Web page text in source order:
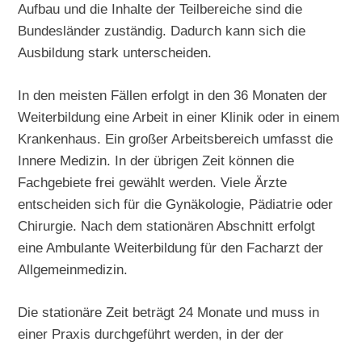
Aufbau und die Inhalte der Teilbereiche sind die
Bundesländer zuständig. Dadurch kann sich die
Ausbildung stark unterscheiden.
In den meisten Fällen erfolgt in den 36 Monaten der
Weiterbildung eine Arbeit in einer Klinik oder in einem
Krankenhaus. Ein großer Arbeitsbereich umfasst die
Innere Medizin. In der übrigen Zeit können die
Fachgebiete frei gewählt werden. Viele Ärzte
entscheiden sich für die Gynäkologie, Pädiatrie oder
Chirurgie. Nach dem stationären Abschnitt erfolgt
eine Ambulante Weiterbildung für den Facharzt der
Allgemeinmedizin.
Die stationäre Zeit beträgt 24 Monate und muss in
einer Praxis durchgeführt werden, in der der